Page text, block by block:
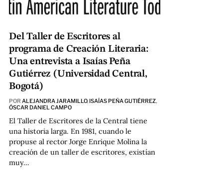
Del Taller de Escritores al
programa de Creación Literaria:
Una entrevista a Isaías Peña
Gutiérrez (Universidad Central,
Bogotá)
POR ALEJANDRA JARAMILLO, ISAÍAS PEÑA GUTIÉRREZ,
ÓSCAR DANIEL CAMPO
El Taller de Escritores de la Central tiene
una historia larga. En 1981, cuando le
propuse al rector Jorge Enrique Molina la
creación de un taller de escritores, existían
muy…